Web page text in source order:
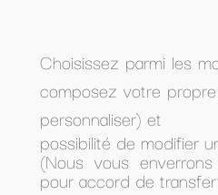
Choisissez parmi les
composez votre
personnaliser) et
possibilité de modifier
(Nous vous
pour accord de